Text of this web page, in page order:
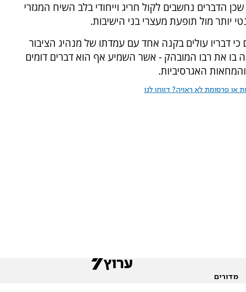
הדברים נחשבים לקול חריג וייחודי בלב השיח המגזרי
יותר מול תופעת מעצרי בני הישיבות.
דבריו עולים בקנה אחד עם עמדתו של מנהיג הציבור
בו את רבו המובהק - אשר השמיע אף הוא דברים דומים
האגרסיביות.
או פרסומת לא ראויה? דווחו לנו
מדורים